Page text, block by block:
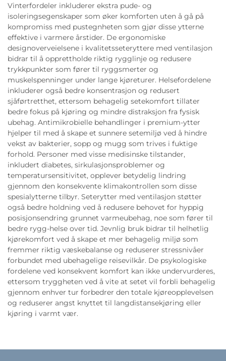
Vinterfordeler inkluderer ekstra pude- og
isoleringsegenskaper som øker komforten uten å gå på
kompromiss med pustegnheten som gjør disse ytterne
effektive i varmere årstider. De ergonomiske
designoverveielsene i kvalitetsseteryttere med ventilasjon
bidrar til å opprettholde riktig rygglinje og redusere
trykkpunkter som fører til ryggsmerter og
muskelspenninger under lange kjøreturer. Helsefordelene
inkluderer også bedre konsentrasjon og redusert
sjåførtretthet, ettersom behagelig setekomfort tillater
bedre fokus på kjøring og mindre distraksjon fra fysisk
ubehag. Antimikrobielle behandlinger i premium-ytter
hjelper til med å skape et sunnere setemiljø ved å hindre
vekst av bakterier, sopp og mugg som trives i fuktige
forhold. Personer med visse medisinske tilstander,
inkludert diabetes, sirkulasjonsproblemer og
temperatursensitivitet, opplever betydelig lindring
gjennom den konsekvente klimakontrollen som disse
spesialytterne tilbyr. Seterytter med ventilasjon støtter
også bedre holdning ved å redusere behovet for hyppig
posisjonsendring grunnet varmeubehag, noe som fører til
bedre rygg-helse over tid. Jevnlig bruk bidrar til helhetlig
kjørekomfort ved å skape et mer behagelig miljø som
fremmer riktig væskebalanse og reduserer stressnivåer
forbundet med ubehagelige reisevilkår. De psykologiske
fordelene ved konsekvent komfort kan ikke undervurderes,
ettersom tryggheten ved å vite at setet vil forbli behagelig
gjennom enhver tur forbedrer den totale kjøreopplevelsen
og reduserer angst knyttet til langdistansekjøring eller
kjøring i varmt vær.